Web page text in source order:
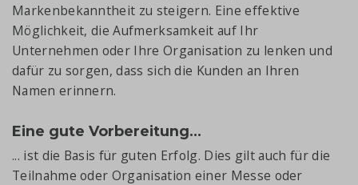
Markenbekanntheit zu steigern. Eine effektive
Möglichkeit, die Aufmerksamkeit auf Ihr
Unternehmen oder Ihre Organisation zu lenken und
dafür zu sorgen, dass sich die Kunden an Ihren
Namen erinnern.
Eine gute Vorbereitung…
... ist die Basis für guten Erfolg. Dies gilt auch für die
Teilnahme oder Organisation einer Messe oder